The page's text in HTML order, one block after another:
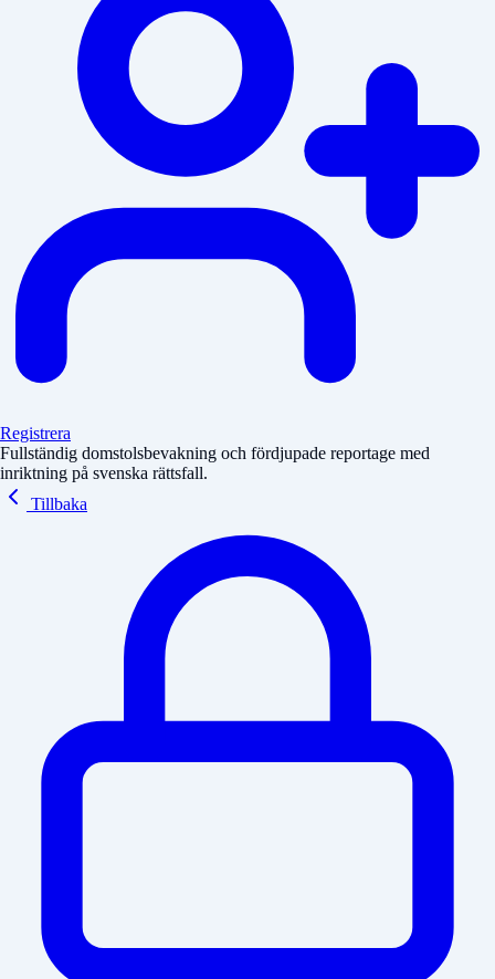
Registrera
Fullständig domstolsbevakning och fördjupade reportage med
inriktning på svenska rättsfall.
Tillbaka